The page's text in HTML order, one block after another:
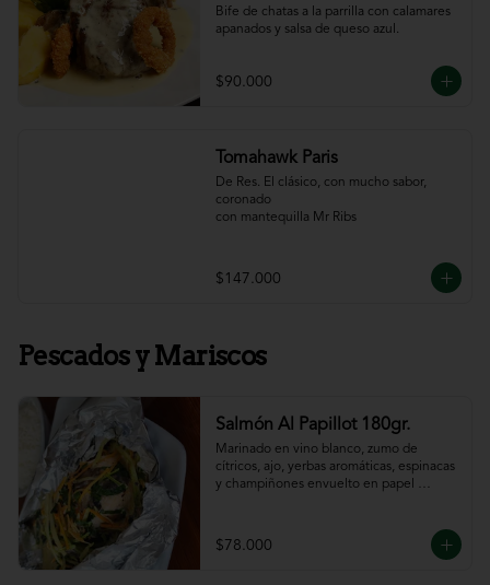
Bife de chatas a la parrilla con calamares
apanados y salsa de queso azul.
$90.000
Tomahawk Paris
De Res. El clásico, con mucho sabor,
coronado
con mantequilla Mr Ribs
$147.000
Pescados y Mariscos
Salmón Al Papillot 180gr.
Marinado en vino blanco, zumo de
cítricos, ajo, yerbas aromáticas, espinacas
y champiñones envuelto en papel
$78.000